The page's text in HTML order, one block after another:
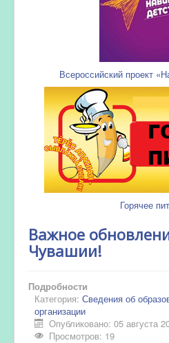
Всероссийский проект
Горячее
Важное
Чувашии!
Подробности
Категория: Сведения об
организации
Опубликовано: 05 августа
Просмотров: 19